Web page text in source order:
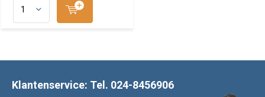
Klantenservice: Tel. 024-8456906